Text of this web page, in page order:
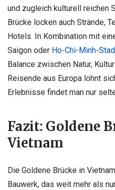
und zugleich kulturell reichen
Brücke locken auch Strände,
Hotels. In Kombination mit
Saigon oder Ho-Chi-Minh-
Balance zwischen Natur,
Reisende aus Europa lohnt
Erlebnisse findet man nur
Fazit: Goldene
Vietnam
Die Goldene Brücke in
Bauwerk, das weit mehr als